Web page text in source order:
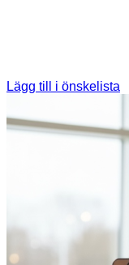
Lägg till i önskelista